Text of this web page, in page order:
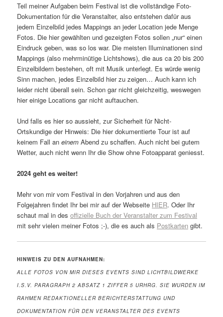
Teil meiner Aufgaben beim Festival ist die vollständige Foto-
Dokumentation für die Veranstalter, also entstehen dafür aus
jedem Einzelbild jedes Mappings an jeder Location jede Menge
Fotos. Die hier gewählten und gezeigten Fotos sollen „nur“ einen
Eindruck geben, was so los war. Die meisten Illuminationen sind
Mappings (also mehrminütige Lichtshows), die aus ca 20 bis 200
Einzelbildern bestehen, oft mit Musik unterlegt. Es würde wenig
Sinn machen, jedes Einzelbild hier zu zeigen… Auch kann ich
leider nicht überall sein. Schon gar nicht gleichzeitig, weswegen
hier einige Locations gar nicht auftauchen.
Und falls es hier so aussieht, zur Sicherheit für Nicht-
Ortskundige der Hinweis: Die hier dokumentierte Tour ist auf
keinem Fall aneinem Abend zu schaffen. Auch nicht bei gutem
Wetter, auch nicht wenn Ihr die Show ohne Fotoapparat geniesst.
2024 geht es weiter!
Mehr von mir vom Festival in den Vorjahren und aus den
Folgejahren findet Ihr bei mir auf der Webseite HIER. Oder Ihr
schaut mal in desoffizielle Buch der Veranstalter zum Festival
mit sehr vielen meiner Fotos ;-), die es auch als Postkarten gibt.
HINWEIS ZU DEN AUFNAHMEN:
ALLE FOTOS VON MIR DIESES EVENTS SIND LICHTBILDWERKE
I.S.V. PARAGRAPH 2 ABSATZ 1 ZIFFER 5 URHRG. SIE WURDEN IM
RAHMEN REDAKTIONELLER BERICHTERSTATTUNG UND
DOKUMENTATION FÜR DEN VERANSTALTER DES EVENTS